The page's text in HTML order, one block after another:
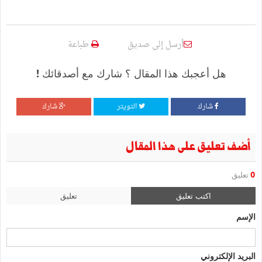
أرسل إلى صديق طباعة
هل أعجبك هذا المقال ؟ شارك مع أصدقائك !
شارك التويتر شارك
أضف تعليق على هذا المقال
0 تعليق
اكتب تعليق تعليق
الإسم
البريد الإلكتروني